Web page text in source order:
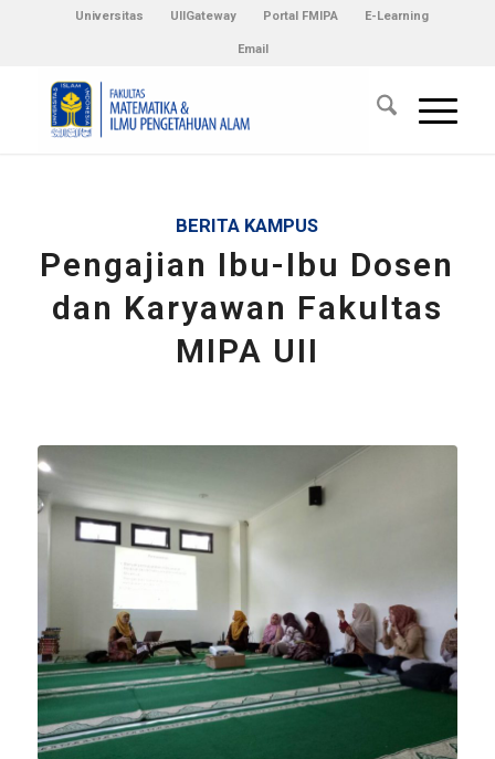
Universitas UIIGateway Portal FMIPA E-Learning
Email
BERITA KAMPUS
Pengajian Ibu-Ibu Dosen
dan Karyawan Fakultas
MIPA UII